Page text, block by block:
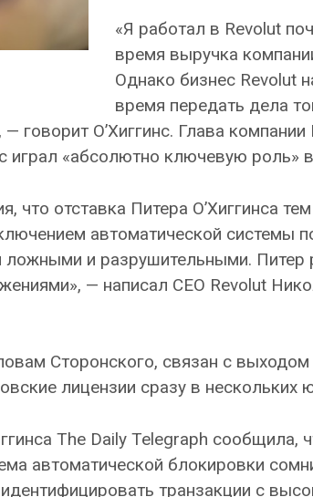
«Я работал в Revolut
время выручка
Однако бизнес Revolut
время передать дела
— говорит О’Хиггинс. Глава
играл «абсолютно ключевую роль»
что отставка Питера О’Хиггинса
автоматической системы
ложными и разрушительными. Питер
— написал CEO Revolut
Сторонского, связан с
лицензии сразу в
The Daily Telegraph
автоматической блокировки
транзакции с